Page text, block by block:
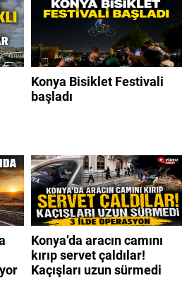
Konya Bisiklet Festivali
başladı
Konya’da aracın camını
kırıp servet çaldılar!
Kaçışları uzun sürmedi